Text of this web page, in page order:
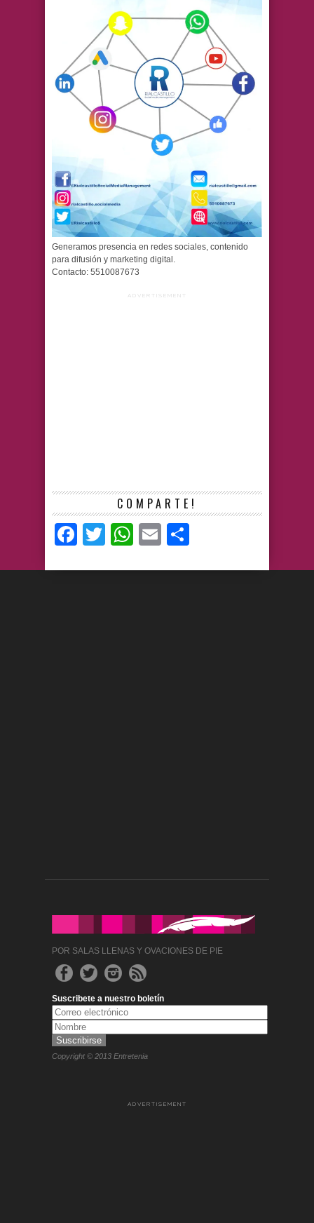
Generamos presencia en redes sociales, contenido
para difusión y marketing digital.
Contacto: 5510087673
ADVERTISEMENT
COMPARTE!
Facebook
TwitterWhatsApp
Email
POR SALAS LLENAS Y OVACIONES DE PIE
Suscribete a nuestro boletín
Copyright © 2013 Entretenia
ADVERTISEMENT